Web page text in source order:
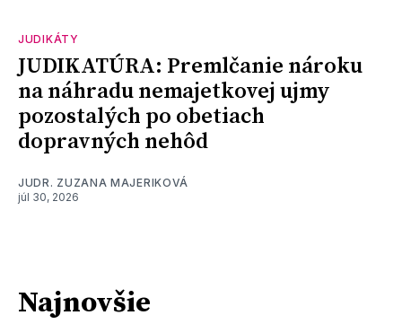
JUDIKÁTY
JUDIKATÚRA: Premlčanie nároku
na náhradu nemajetkovej ujmy
pozostalých po obetiach
dopravných nehôd
JUDR. ZUZANA MAJERIKOVÁ
júl 30, 2026
Najnovšie